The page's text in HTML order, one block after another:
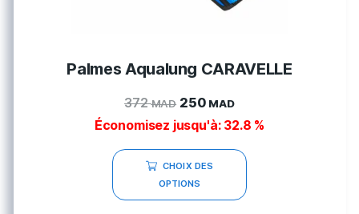
Palmes Aqualung CARAVELLE
372MAD 250 MAD
Économisez jusqu'à: 32.8 %
CHOIX DES
OPTIONS